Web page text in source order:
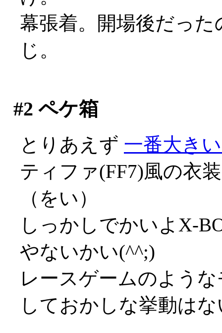
幕張着。開場後だっ
じ。
#2 ペケ箱
とりあえず 一番大き
ティファ(FF7)風の衣
（をい）
しっかしでかいよX-
やないかい(^^;)
レースゲームのよう
しておかしな挙動は